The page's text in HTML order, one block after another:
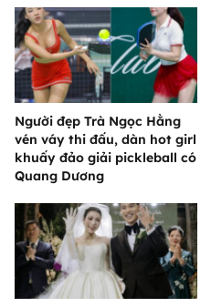
Người đẹp Trà Ngọc Hằng
vén váy thi đấu, dàn hot girl
khuấy đảo giải pickleball có
Quang Dương